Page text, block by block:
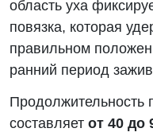
область уха
повязка, которая
правильном
ранний период
Продолжительность
составляет от 40 до